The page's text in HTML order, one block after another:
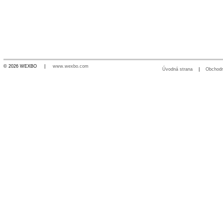
© 2026 WEXBO | www.wexbo.com
Úvodná strana